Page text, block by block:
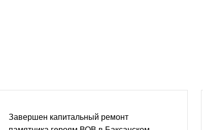
Завершен капитальный ремонт